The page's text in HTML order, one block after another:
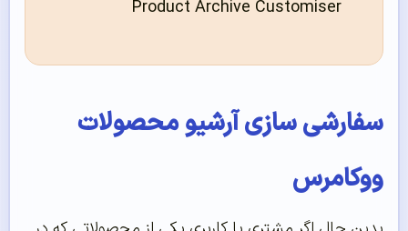
Product Archive Customiser
سفارشی سازی آرشیو محصولات
ووکامرس